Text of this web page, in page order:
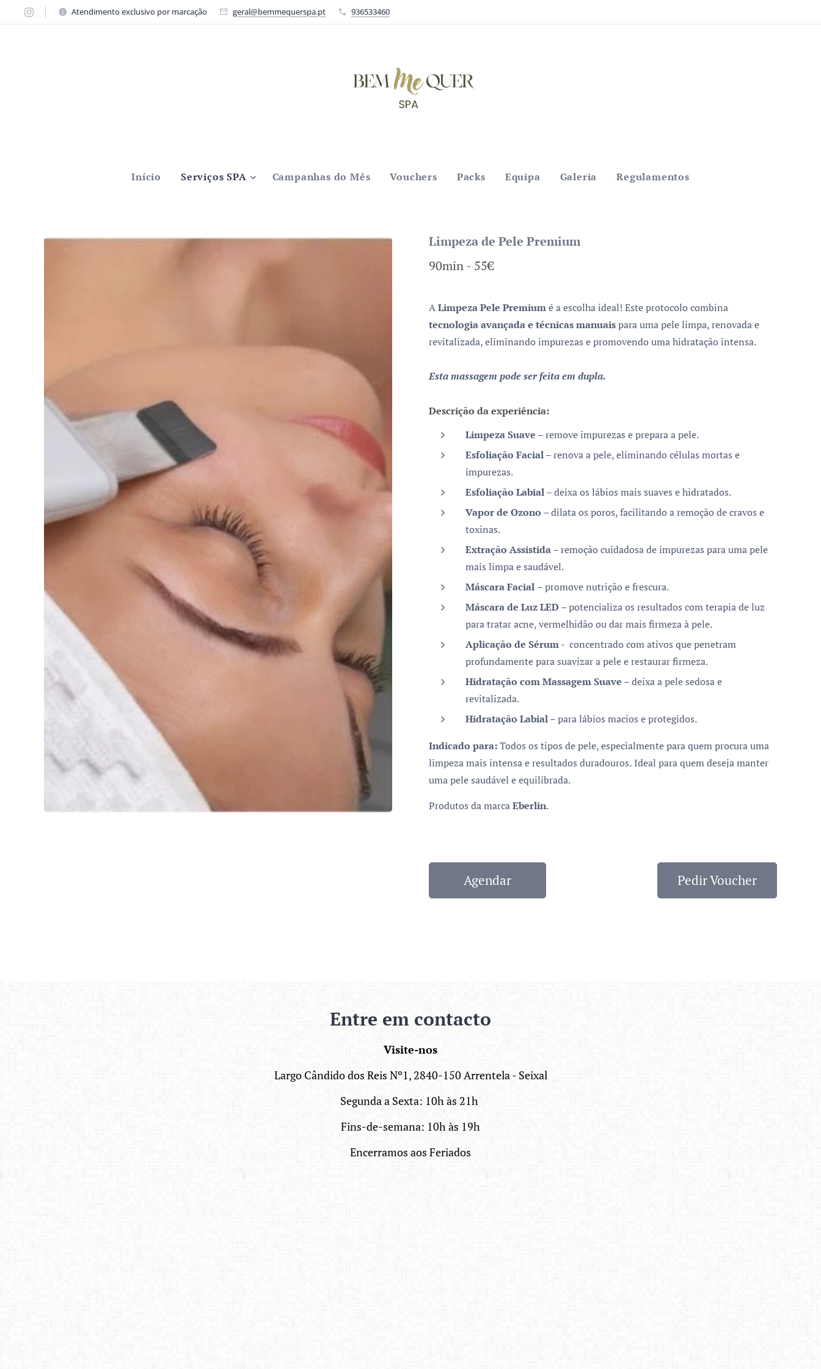
Atendimento exclusivo por marcação geral@bemmequerspa.pt 936533460
Início Serviços SPA Campanhas do Mês Vouchers Packs Equipa Galeria Regulamentos
Limpeza de Pele Premium
90min - 55€
ALimpeza Pele Premiumé a escolha ideal! Este protocolo combina
tecnologia avançada e técnicas manuaispara uma pele limpa, renovada e
revitalizada, eliminando impurezas e promovendo uma hidratação intensa.
Esta massagem pode ser feita em dupla.
Descrição da experiência:
Limpeza Suave – remove impurezas e prepara a pele.
Esfoliação Facial– renova a pele, eliminando células mortas e
impurezas.
Esfoliação Labial– deixa os lábios mais suaves e hidratados.
Vapor de Ozono – dilata os poros, facilitando a remoção de cravos e
toxinas.
Extração Assistida– remoção cuidadosa de impurezas para uma pele
mais limpa e saudável.
Máscara Facial – promove nutrição e frescura.
Máscara de Luz LED – potencializa os resultados com terapia de luz
para tratar acne, vermelhidão ou dar mais firmeza à pele.
Aplicação de Sérum - concentrado com ativos que penetram
profundamente para suavizar a pele e restaurar firmeza.
Hidratação com Massagem Suave – deixa a pele sedosa e
revitalizada.
Hidratação Labial– para lábios macios e protegidos.
Indicado para:Todos os tipos de pele, especialmente para quemprocura uma
limpeza mais intensa e resultados duradouros. Ideal para quem deseja manter
uma pele saudável e equilibrada.
Produtos da marcaEberlin.
Agendar Pedir Voucher
Entre em contacto
Visite-nos
Largo Cândido dos Reis Nº1, 2840-150 Arrentela - Seixal
Segunda a Sexta: 10h às 21h
Fins-de-semana: 10h às 19h
Encerramos aos Feriados